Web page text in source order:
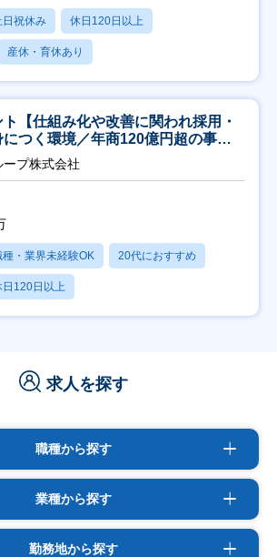
日祝休み 休日120日以上
産休・育休あり
【仕組み化や改善に関われ採用・
つく環境／年商120億円超の事業
プ株式会社
種・業界未経験OK 20代におすすめ
日120日以上
求人を探す
職種から探す
業種から探す
勤務地から探す